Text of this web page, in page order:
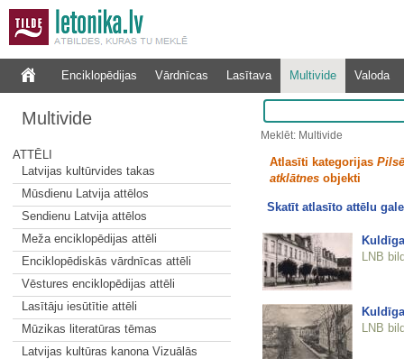
Enciklopēdijas Vārdnīcas Lasītava Multivide Valoda
Multivide
ATTĒLI
Latvijas kultūrvides takas
Mūsdienu Latvija attēlos
Sendienu Latvija attēlos
Meža enciklopēdijas attēli
Enciklopēdiskās vārdnīcas attēli
Vēstures enciklopēdijas attēli
Lasītāju iesūtītie attēli
Mūzikas literatūras tēmas
Latvijas kultūras kanona Vizuālās
Meklēt: Multivide
Atlasīti kategorijas
atklātnesobjekti
Skatīt atlasīto attēlu
LNB
LNB